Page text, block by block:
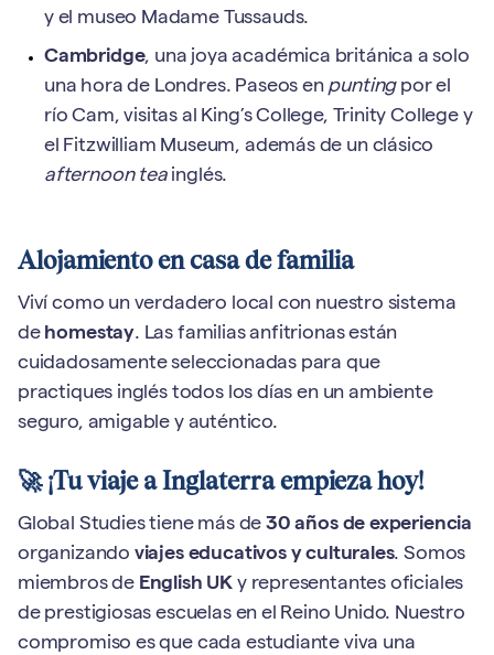
y el museo Madame Tussauds.
Cambridge, una joya académica británica a solo
una hora de Londres. Paseos en puntingpor el
río Cam, visitas al King’s College, Trinity College y
el Fitzwilliam Museum, además de un clásico
afternoon teainglés.
Alojamiento en casa de familia
Viví como un verdadero local con nuestro sistema
de homestay. Las familias anfitrionas están
cuidadosamente seleccionadas para que
practiques inglés todos los días en un ambiente
seguro, amigable y auténtico.
🚀 ¡Tu viaje a Inglaterra empieza hoy!
Global Studies tiene más de 30 años de experiencia
organizando viajes educativos y culturales. Somos
miembros de English UK y representantes oficiales
de prestigiosas escuelas en el Reino Unido. Nuestro
compromiso es que cada estudiante viva una